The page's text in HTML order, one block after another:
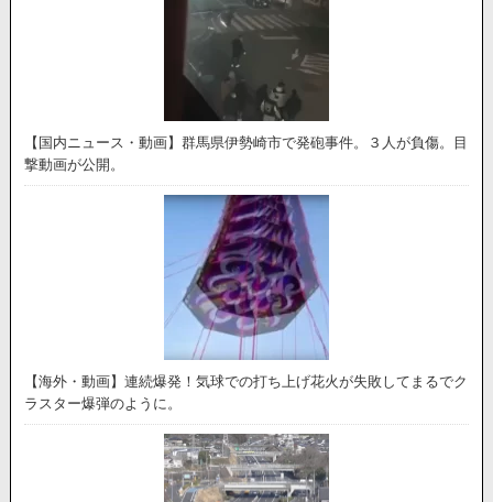
【国内ニュース・動画】群馬県伊勢崎市で発砲事件。３人が負傷。目
撃動画が公開。
【海外・動画】連続爆発！気球での打ち上げ花火が失敗してまるでク
ラスター爆弾のように。